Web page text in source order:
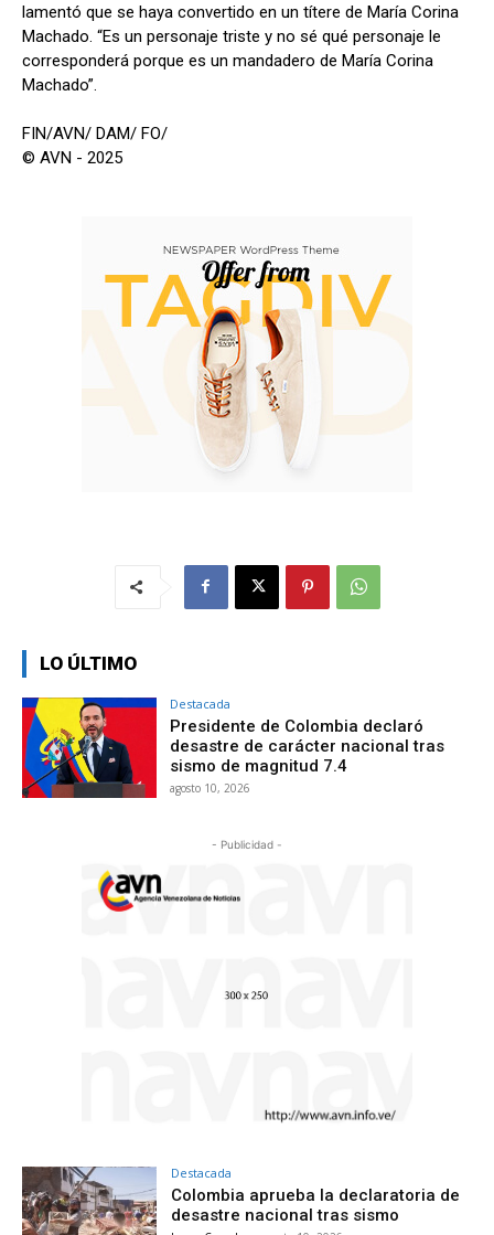
lamentó que se haya convertido en un títere de María Corina
Machado. “Es un personaje triste y no sé qué personaje le
corresponderá porque es un mandadero de María Corina
Machado”.
FIN/AVN/ DAM/ FO/
© AVN - 2025
LO ÚLTIMO
Destacada
Presidente de Colombia declaró
desastre de carácter nacional tras
sismo de magnitud 7.4
agosto 10, 2026
- Publicidad -
Destacada
Colombia aprueba la declaratoria de
desastre nacional tras sismo